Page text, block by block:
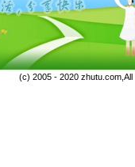
(c) 2005 - 2020